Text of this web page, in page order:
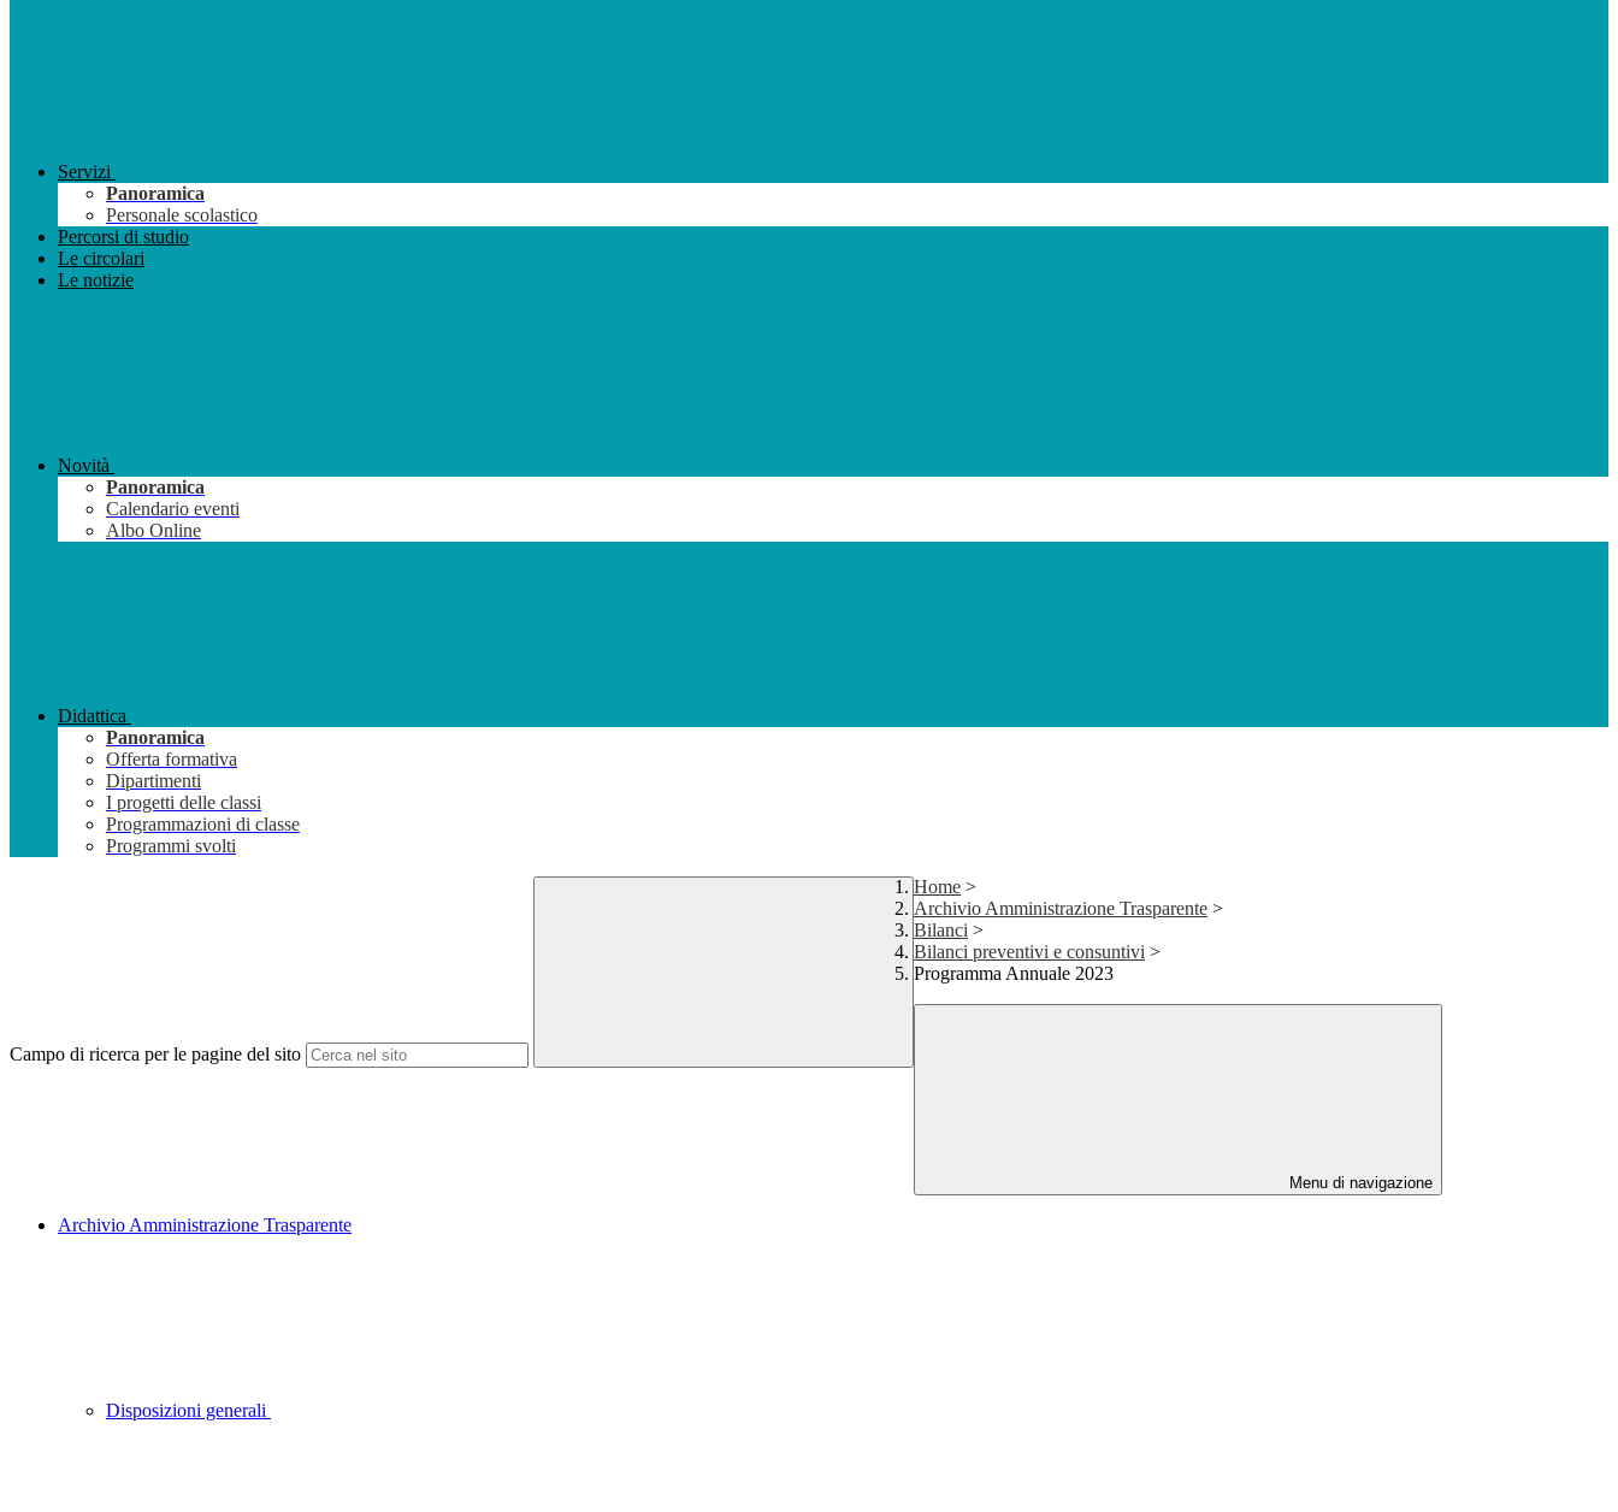
Servizi
Panoramica
Personale scolastico
Percorsi di studio
Le circolari
Le notizie
Novità
Panoramica
Calendario eventi
Albo Online
Didattica
Panoramica
Offerta formativa
Dipartimenti
I progetti delle classi
Programmazioni di classe
Programmi svolti
Campo di ricerca per le pagine del sito
Home >
Archivio Amministrazione Trasparente >
Bilanci >
Bilanci preventivi e consuntivi >
Programma Annuale 2023
Menu di navigazione
Archivio Amministrazione Trasparente
Disposizioni generali